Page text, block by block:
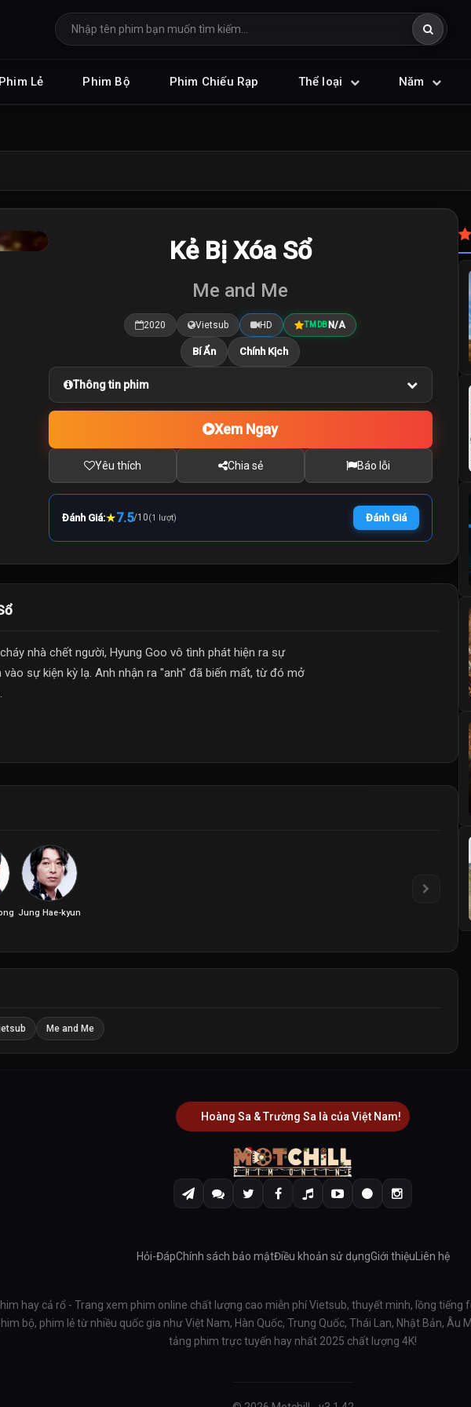
Phim Lẻ Phim Bộ Phim Chiếu Rạp Thể loại Năm
Kẻ Bị Xóa Sổ
Me and Me
2020 Vietsub HD TMDB N/A
Bí Ẩn Chính Kịch
Thông tin phim
Xem Ngay
Yêu thích Chia sẻ Báo lỗi
Đánh Giá:★7.5/10(1 lượt) Đánh Giá
nhà chết người, Hyung Goo vô tình phát hiện ra sự
sự kiện kỳ lạ. Anh nhận ra "anh" đã biến mất, từ đó mở
Jung Hae-kyun
Me and Me
Hoàng Sa & Trường Sa là của Việt Nam!
Hỏi-ĐápChính sách bảo mậtĐiều khoản sử dụngGiới thiệuLiên hệ
hay cả rổ - Trang xem phim online chất lượng cao miễn phí Vietsub, thuyết minh, lồng tiếng
bộ, phim lẻ từ nhiều quốc gia như Việt Nam, Hàn Quốc, Trung Quốc, Thái Lan, Nhật Bản, Âu
tảng phim trực tuyến hay nhất 2025 chất lượng 4K!